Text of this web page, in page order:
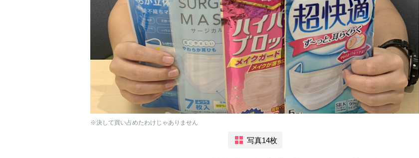
※決して買い占めたわけじゃありません
写真14枚